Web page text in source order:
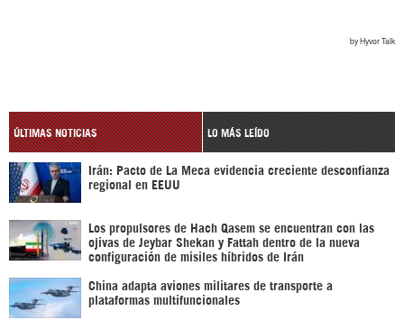
ÚLTIMAS NOTICIAS LO MÁS LEÍDO
Irán: Pacto de La Meca evidencia creciente desconfianza
regional en EEUU
Los propulsores de Hach Qasem se encuentran con las
ojivas de Jeybar Shekan y Fattah dentro de la nueva
configuración de misiles híbridos de Irán
China adapta aviones militares de transporte a
plataformas multifuncionales